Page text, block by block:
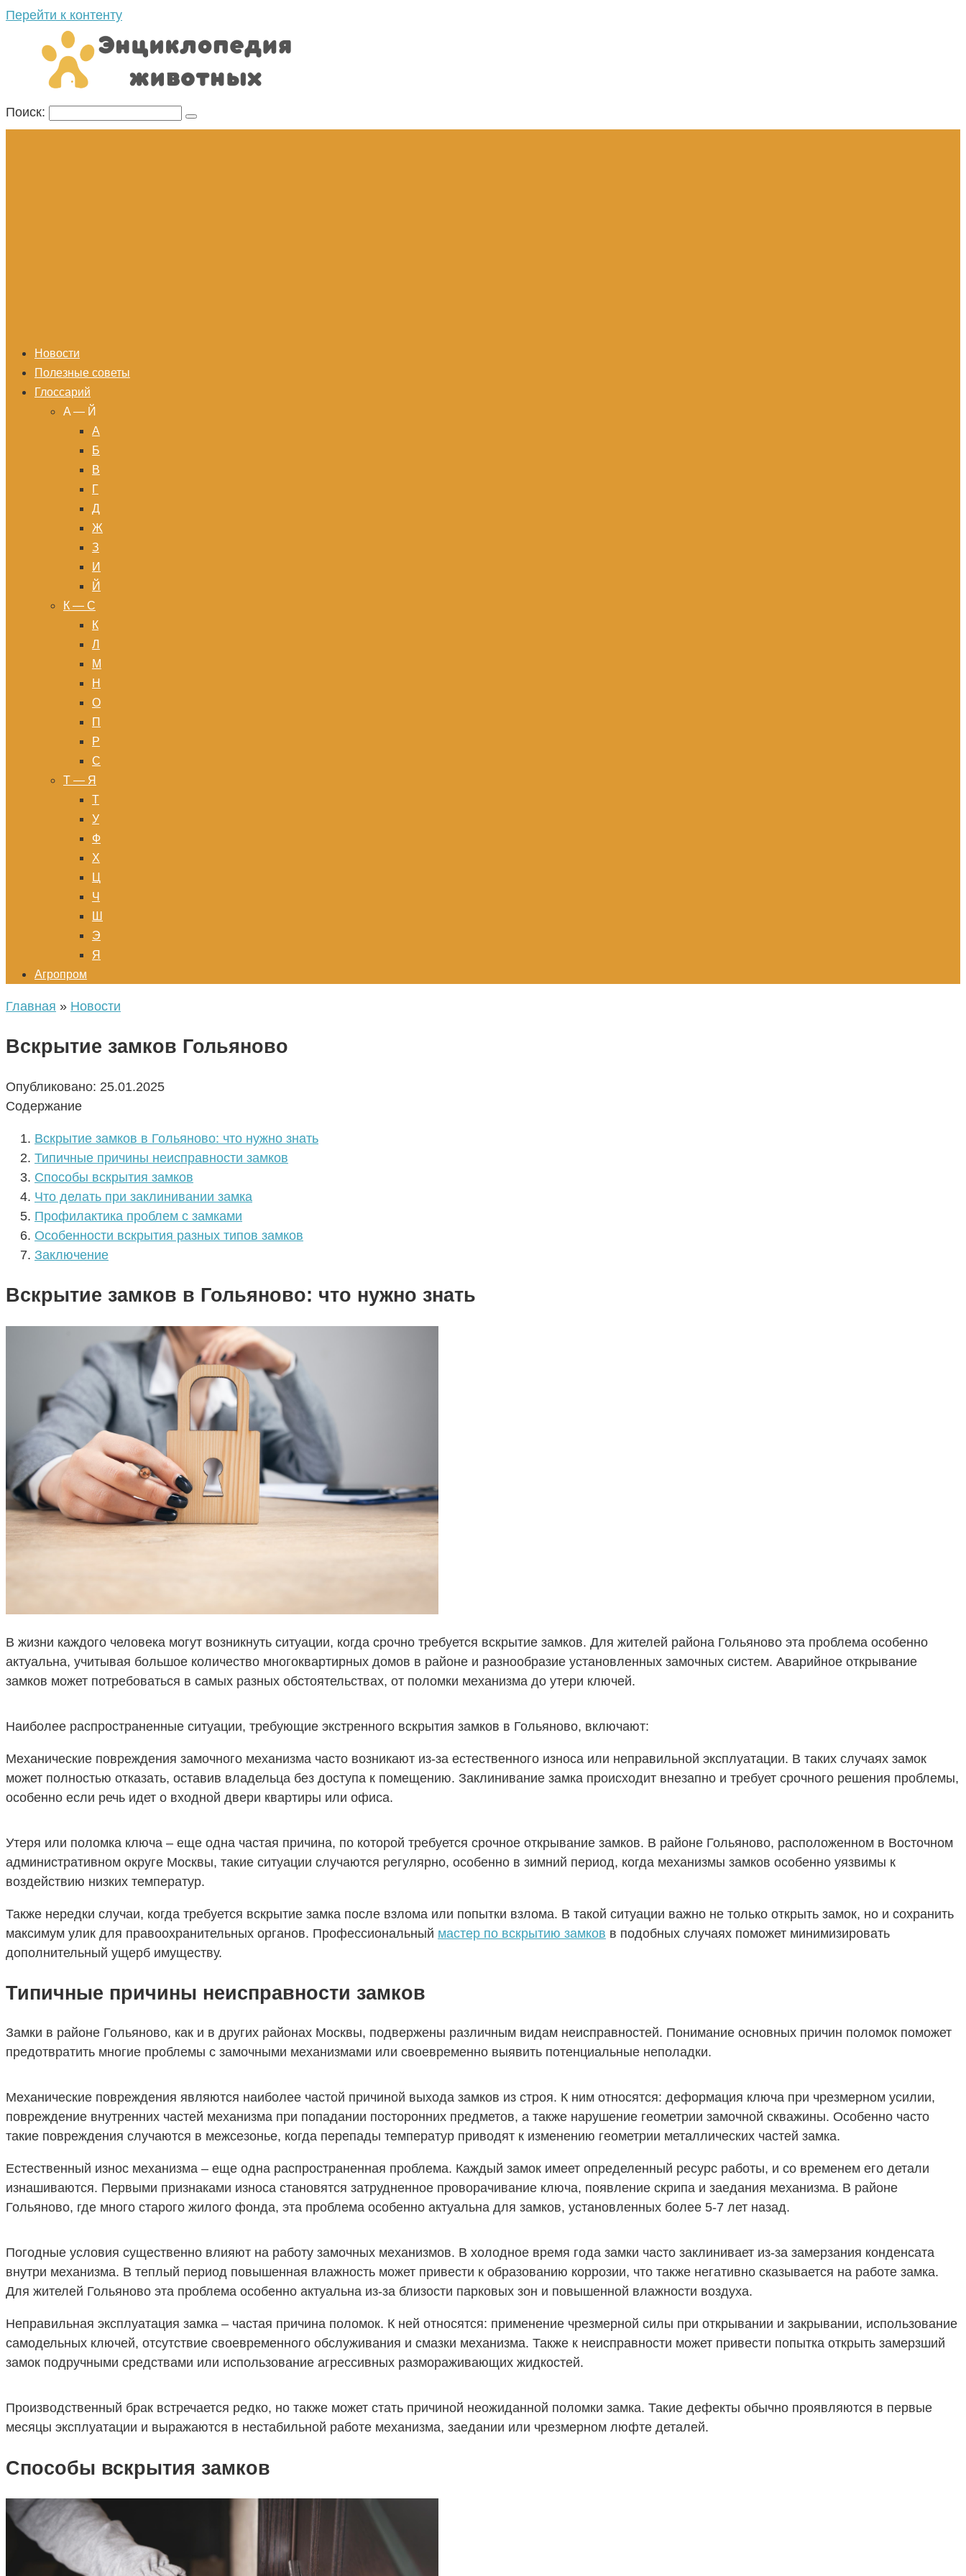
Перейти к контенту
Поиск:
Новости
Полезные советы
Глоссарий
A — Й
А
Б
В
Г
Д
Ж
З
И
Й
К — С
К
Л
М
Н
О
П
Р
С
Т — Я
Т
У
Ф
Х
Ц
Ч
Ш
Э
Я
Агропром
Главная » Новости
Вскрытие замков Гольяново
Опубликовано: 25.01.2025
Содержание
Вскрытие замков в Гольяново: что нужно знать
Типичные причины неисправности замков
Способы вскрытия замков
Что делать при заклинивании замка
Профилактика проблем с замками
Особенности вскрытия разных типов замков
Заключение
Вскрытие замков в Гольяново: что нужно знать
В жизни каждого человека могут возникнуть ситуации, когда срочно требуется вскрытие замков. Для жителей района Гольяново эта проблема особенно
актуальна, учитывая большое количество многоквартирных домов в районе и разнообразие установленных замочных систем. Аварийное открывание
замков может потребоваться в самых разных обстоятельствах, от поломки механизма до утери ключей.
Наиболее распространенные ситуации, требующие экстренного вскрытия замков в Гольяново, включают:
Механические повреждения замочного механизма часто возникают из-за естественного износа или неправильной эксплуатации. В таких случаях замок
может полностью отказать, оставив владельца без доступа к помещению. Заклинивание замка происходит внезапно и требует срочного решения проблемы,
особенно если речь идет о входной двери квартиры или офиса.
Утеря или поломка ключа – еще одна частая причина, по которой требуется срочное открывание замков. В районе Гольяново, расположенном в Восточном
административном округе Москвы, такие ситуации случаются регулярно, особенно в зимний период, когда механизмы замков особенно уязвимы к
воздействию низких температур.
Также нередки случаи, когда требуется вскрытие замка после взлома или попытки взлома. В такой ситуации важно не только открыть замок, но и сохранить
максимум улик для правоохранительных органов. Профессиональный мастер по вскрытию замков в подобных случаях поможет минимизировать
дополнительный ущерб имуществу.
Типичные причины неисправности замков
Замки в районе Гольяново, как и в других районах Москвы, подвержены различным видам неисправностей. Понимание основных причин поломок поможет
предотвратить многие проблемы с замочными механизмами или своевременно выявить потенциальные неполадки.
Механические повреждения являются наиболее частой причиной выхода замков из строя. К ним относятся: деформация ключа при чрезмерном усилии,
повреждение внутренних частей механизма при попадании посторонних предметов, а также нарушение геометрии замочной скважины. Особенно часто
такие повреждения случаются в межсезонье, когда перепады температур приводят к изменению геометрии металлических частей замка.
Естественный износ механизма – еще одна распространенная проблема. Каждый замок имеет определенный ресурс работы, и со временем его детали
изнашиваются. Первыми признаками износа становятся затрудненное проворачивание ключа, появление скрипа и заедания механизма. В районе
Гольяново, где много старого жилого фонда, эта проблема особенно актуальна для замков, установленных более 5-7 лет назад.
Погодные условия существенно влияют на работу замочных механизмов. В холодное время года замки часто заклинивает из-за замерзания конденсата
внутри механизма. В теплый период повышенная влажность может привести к образованию коррозии, что также негативно сказывается на работе замка.
Для жителей Гольяново эта проблема особенно актуальна из-за близости парковых зон и повышенной влажности воздуха.
Неправильная эксплуатация замка – частая причина поломок. К ней относятся: применение чрезмерной силы при открывании и закрывании, использование
самодельных ключей, отсутствие своевременного обслуживания и смазки механизма. Также к неисправности может привести попытка открыть замерзший
замок подручными средствами или использование агрессивных размораживающих жидкостей.
Производственный брак встречается редко, но также может стать причиной неожиданной поломки замка. Такие дефекты обычно проявляются в первые
месяцы эксплуатации и выражаются в нестабильной работе механизма, заедании или чрезмерном люфте деталей.
Способы вскрытия замков